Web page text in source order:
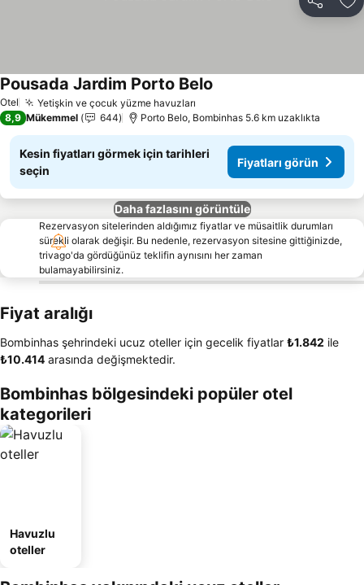
Paylaş
Otel Yetişkin ve çocuk yüzme havuzları
Pousada Jardim Porto Belo
8,9 Mükemmel 644 Porto Belo, Bombinhas 5.6 km uzaklıkta
Kesin fiyatları görmek için tarihleri
seçin
Fiyatları görün
Daha fazlasını görüntüle
Rezervasyon sitelerinden aldığımız fiyatlar ve müsaitlik durumları
sürekli olarak değişir. Bu nedenle, rezervasyon sitesine gittiğinizde,
trivago'da gördüğünüz teklifin aynısını her zaman
bulamayabilirsiniz.
Fiyat aralığı
Bombinhas şehrindeki ucuz oteller için gecelik fiyatlar ‎₺1.842 ile
‎₺10.414 arasında değişmektedir.
Bombinhas bölgesindeki popüler otel
kategorileri
Havuzlu
oteller